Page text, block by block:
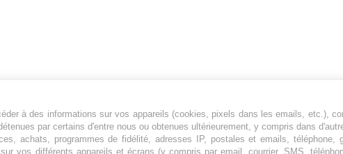
Jeunesfooteux est un média sportif qui traite
principalement de l'actualité de la Ligue 1 et
à des informations sur vos appareils (cookies, pixels dans les emails, etc.),
par certains d'entre nous ou obtenues ultérieurement, y compris dans
achats, programmes de fidélité, adresses IP, postales et emails,
vos différents appareils et écrans (y compris par email, courrier, SMS,